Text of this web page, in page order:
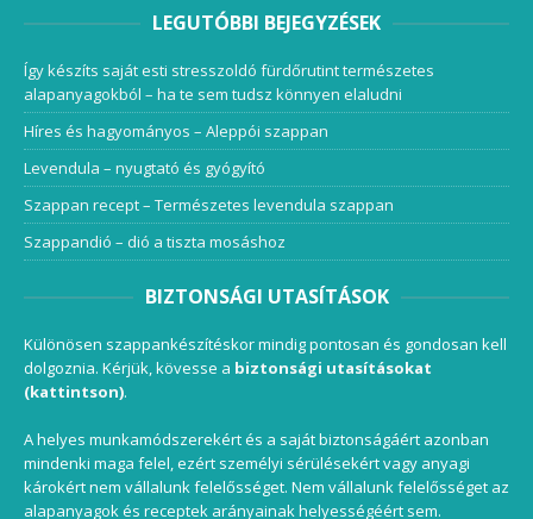
LEGUTÓBBI BEJEGYZÉSEK
Így készíts saját esti stresszoldó fürdőrutint természetes
alapanyagokból – ha te sem tudsz könnyen elaludni
Híres és hagyományos – Aleppói szappan
Levendula – nyugtató és gyógyító
Szappan recept – Természetes levendula szappan
Szappandió – dió a tiszta mosáshoz
BIZTONSÁGI UTASÍTÁSOK
Különösen szappankészítéskor mindig pontosan és gondosan kell
dolgoznia. Kérjük, kövesse a biztonsági utasításokat
(kattintson).
A helyes munkamódszerekért és a saját biztonságáért azonban
mindenki maga felel, ezért személyi sérülésekért vagy anyagi
károkért nem vállalunk felelősséget. Nem vállalunk felelősséget az
alapanyagok és receptek arányainak helyességéért sem.